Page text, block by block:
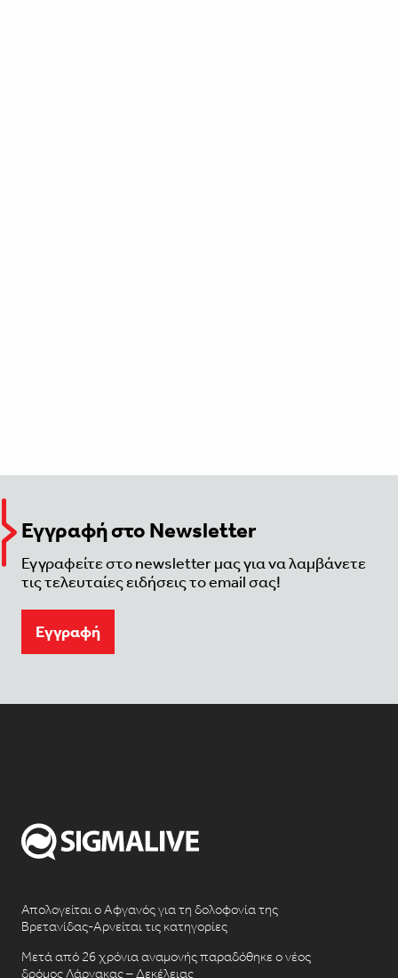
Εγγραφή στο Newsletter
Εγγραφείτε στο newsletter μας για να λαμβάνετε
τις τελευταίες ειδήσεις το email σας!
Eγγραφή
Απολογείται ο Αφγανός για τη δολοφονία της
Βρετανίδας-Αρνείται τις κατηγορίες
Μετά από 26 χρόνια αναμονής παραδόθηκε ο νέος
δρόμος Λάρνακας – Δεκέλειας